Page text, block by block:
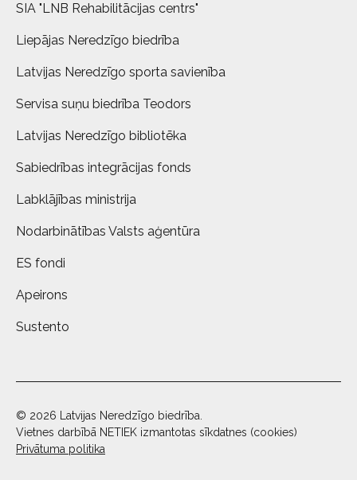
SIA "LNB Rehabilitācijas centrs"
Liepājas Neredzīgo biedrība
Latvijas Neredzīgo sporta savienība
Servisa suņu biedrība Teodors
Latvijas Neredzīgo bibliotēka
Sabiedrības integrācijas fonds
Labklājības ministrija
Nodarbinātības Valsts aģentūra
ES fondi
Apeirons
Sustento
© 2026 Latvijas Neredzīgo biedrība.
Vietnes darbībā NETIEK izmantotas sīkdatnes (cookies)
Privātuma politika